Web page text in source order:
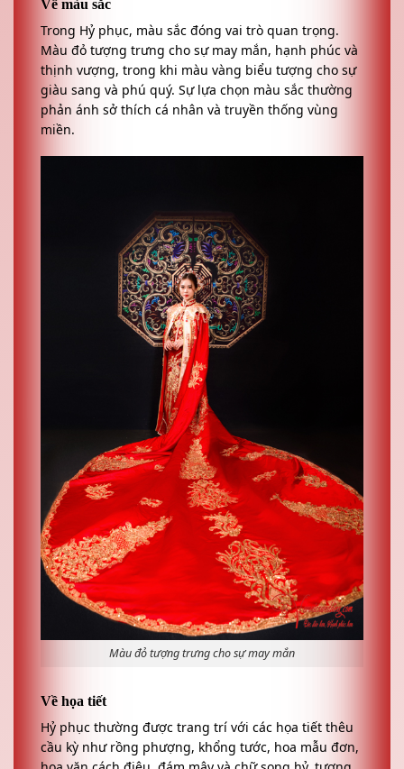
Về màu sắc
Trong Hỷ phục, màu sắc đóng vai trò quan trọng.
Màu đỏ tượng trưng cho sự may mắn, hạnh phúc và
thịnh vượng, trong khi màu vàng biểu tượng cho sự
giàu sang và phú quý. Sự lựa chọn màu sắc thường
phản ánh sở thích cá nhân và truyền thống vùng
miền.
Màu đỏ tượng trưng cho sự may mắn
Về họa tiết
Hỷ phục thường được trang trí với các họa tiết thêu
cầu kỳ như rồng phượng, khổng tước, hoa mẫu đơn,